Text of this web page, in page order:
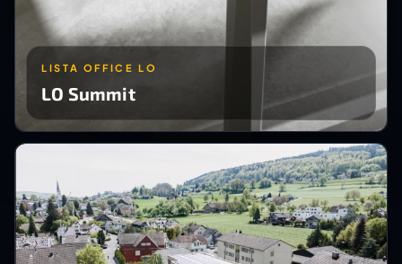
LISTA OFFICE LO
LO Summit